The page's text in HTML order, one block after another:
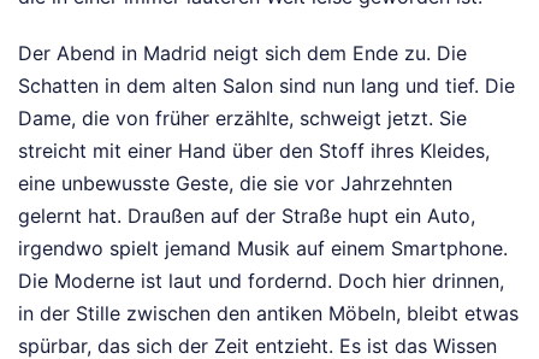
Der Abend in Madrid neigt sich dem Ende zu. Die
Schatten in dem alten Salon sind nun lang und tief. Die
Dame, die von früher erzählte, schweigt jetzt. Sie
streicht mit einer Hand über den Stoff ihres Kleides,
eine unbewusste Geste, die sie vor Jahrzehnten
gelernt hat. Draußen auf der Straße hupt ein Auto,
irgendwo spielt jemand Musik auf einem Smartphone.
Die Moderne ist laut und fordernd. Doch hier drinnen,
in der Stille zwischen den antiken Möbeln, bleibt etwas
spürbar, das sich der Zeit entzieht. Es ist das Wissen